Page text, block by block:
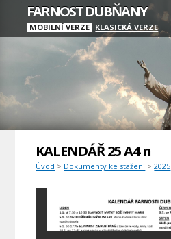
FARNOST DUBŇANY
MOBILNÍ VERZE KLASICKÁ VERZE
KALENDÁŘ 25 A4 n
Úvod > Dokumenty ke stažení >2025